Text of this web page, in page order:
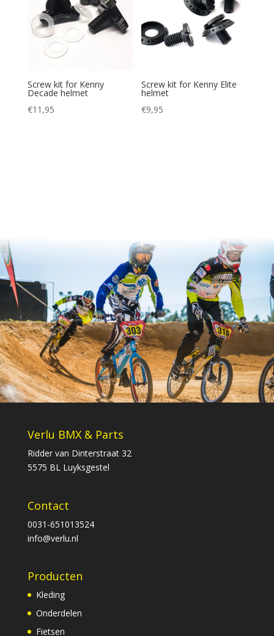
Screw kit for Kenny
Decade helmet
€11,95
Screw kit for Kenny Elite
helmet
€9,95
Verlu BMX & Parts
Ridder van Dinterstraat 32
5575 BL Luyksgestel
Contact
0031-651013524
info@verlu.nl
Producten
Kleding
Onderdelen
Fietsen